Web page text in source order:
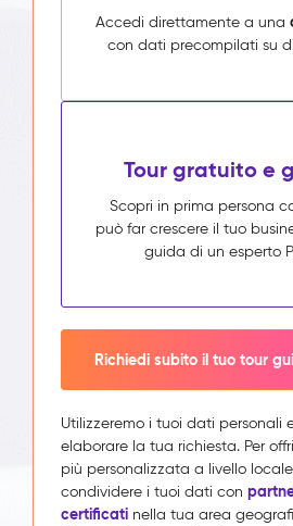
Accedi direttamente a una
con dati precompilati su
Tour gratuito e
Scopri in prima persona
può far crescere il tuo
guida di un esperto
Richiedi subito il tuo tour
Utilizzeremo i tuoi dati personali
elaborare la tua richiesta. Per
più personalizzata a livello
condividere i tuoi dati con
certificati nella tua area